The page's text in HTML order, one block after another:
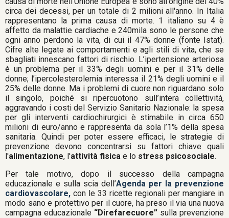
circa dei decessi, per un totale di 2 milioni all'anno. In Italia
rappresentano la prima causa di morte. 1 italiano su 4 è
affetto da malattie cardiache e 240mila sono le persone che
ogni anno perdono la vita, di cui il 47% donne (fonte Istat).
Cifre alte legate ai comportamenti e agli stili di vita, che se
sbagliati innescano fattori di rischio. L’ipertensione arteriosa
è un problema per il 33% degli uomini e per il 31% delle
donne; l’ipercolesterolemia interessa il 21% degli uomini e il
25% delle donne. Ma i problemi di cuore non riguardano solo
il singolo, poiché si ripercuotono sull’intera collettività,
aggravando i costi del Servizio Sanitario Nazionale: la spesa
per gli interventi cardiochirurgici è stimabile in circa 650
milioni di euro/anno e rappresenta da sola l’1% della spesa
sanitaria. Quindi per poter essere efficaci, le strategie di
prevenzione devono concentrarsi su fattori chiave quali
l'alimentazione, l'attività fisica e lo stress psicosociale.
Per tale motivo, dopo il successo della campagna
educazionale e sulla scia dell’Agenda per la prevenzione
cardiovascolare, con le 33 ricette regionali per mangiare in
modo sano e protettivo per il cuore, ha preso il via una nuova
campagna educazionale “Direfarecuore” sulla prevenzione